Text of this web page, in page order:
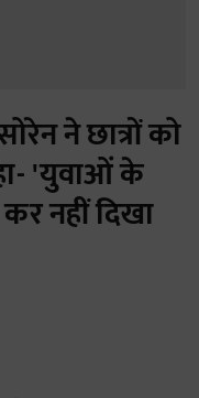
ने छात्रों को
'युवाओं के
नहीं दिखा